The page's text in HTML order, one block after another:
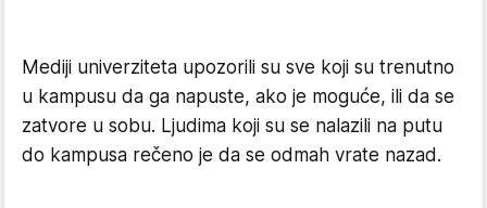
Mediji univerziteta upozorili su sve koji su trenutno
u kampusu da ga napuste, ako je moguće, ili da se
zatvore u sobu. Ljudima koji su se nalazili na putu
do kampusa rečeno je da se odmah vrate nazad.